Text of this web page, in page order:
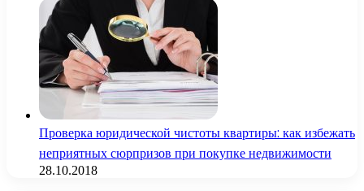
Проверка юридической чистоты квартиры: как избежать
неприятных сюрпризов при покупке недвижимости
28.10.2018